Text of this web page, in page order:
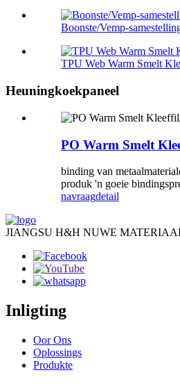
Boonste/Vemp-
TPU Web Warm Smelt
Heuningkoekpaneel
PO Warm Smelt
binding van
produk 'n goeie
navraagdetail
JIANGSU H&H NUWE
Inligting
Oor Ons
Oplossings
Produkte